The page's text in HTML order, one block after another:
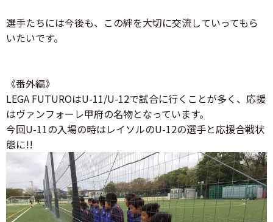
選手たちには今後も、この絆を大切に交流していってもら
いたいです。
《番外編》
LEGA FUTUROはU-11/U-12で試合に行くことが多く、応援
はヴァンフォーレ甲府の名物となっています。
今回U-11の入場の時はレイソルのU-12の選手と応援合戦状
態に!!